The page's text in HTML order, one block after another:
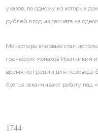
указов, по одному из которых
рублей в год из расчета на
Монастырь впервые стал
греческих монахов Иоанникия
время из Греции для перевода
братья заканчивают работу над
1744